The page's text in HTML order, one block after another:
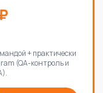
+ практически
(QA-контроль и